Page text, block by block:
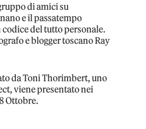
di amici su
e il passatempo
del tutto personale.
e blogger toscano Ray
da Toni Thorimbert, uno
viene presentato nei
Ottobre.